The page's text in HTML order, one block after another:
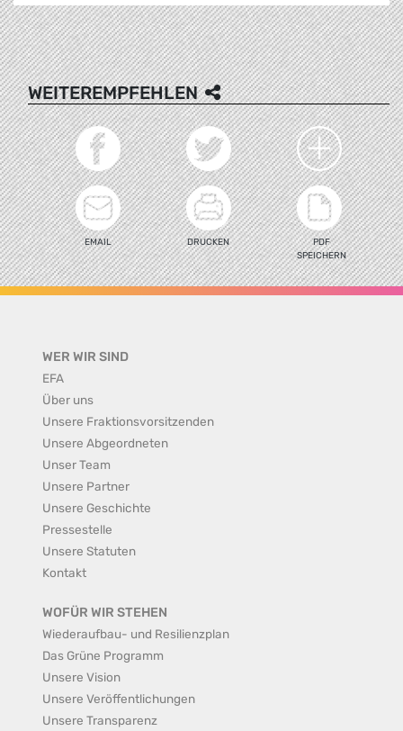
WEITEREMPFEHLEN
EMAIL DRUCKEN
PDF
SPEICHERN
WER WIR SIND
EFA
Über uns
Unsere Fraktionsvorsitzenden
Unsere Abgeordneten
Unser Team
Unsere Partner
Unsere Geschichte
Pressestelle
Unsere Statuten
Kontakt
WOFÜR WIR STEHEN
Wiederaufbau- und Resilienzplan
Das Grüne Programm
Unsere Vision
Unsere Veröffentlichungen
Unsere Transparenz